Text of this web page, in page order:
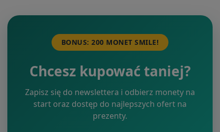
BONUS: 200 MONET SMILE!
Chcesz kupować taniej?
Zapisz się do newslettera i odbierz monety na
start oraz dostęp do najlepszych ofert na
prezenty.